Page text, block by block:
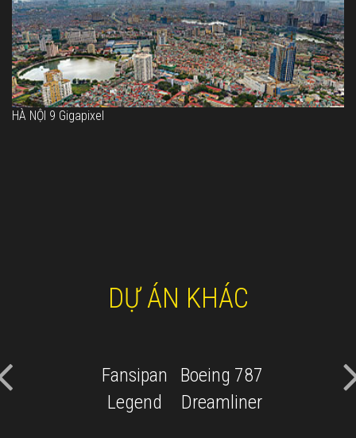
HÀ NỘI 9 Gigapixel
DỰ ÁN KHÁC
Fansipan
Legend
Boeing 787
Dreamliner